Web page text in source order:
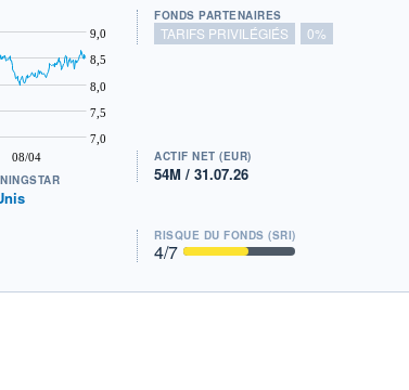
08/04
7,0
7,5
8,0
8,5
9,0
FONDS PARTENAIRES
TARIFS PRIVILÉGIÉS 0%
ACTIF NET (EUR)
54M / 31.07.26
RISQUE DU FONDS (SRI)
4/7